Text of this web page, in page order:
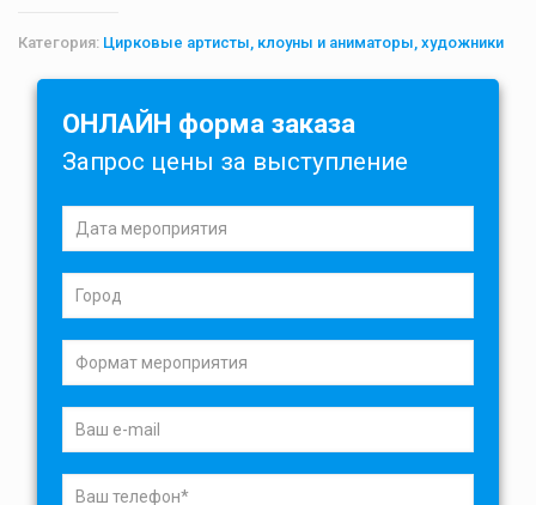
Категория: Цирковые артисты, клоуны и аниматоры, художники
ОНЛАЙН форма заказа
Запрос цены за выступление